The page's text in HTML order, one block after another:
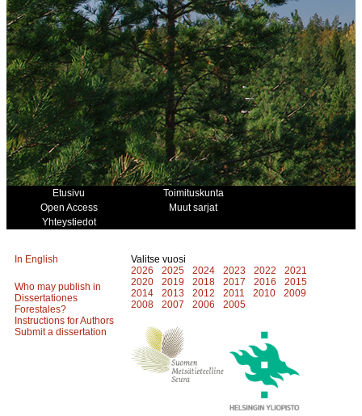
Etusivu
Toimituskunta
Open Access
Muut sarjat
Yhteystiedot
In English
Who may publish in
Dissertationes
Forestales?
Instructions for Authors
Submit a dissertation
Valitse vuosi
2026
2025 2024 2023 2022
2021
2020
2019 2018 2017 2016
2015
2014
2013 2012 2011 2010
2009
2008
2007 2006 2005